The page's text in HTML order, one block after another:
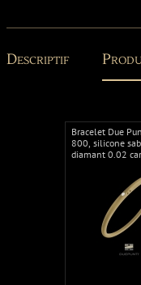
Descriptif
Bracelet Due
800, silicone
diamant 0.02